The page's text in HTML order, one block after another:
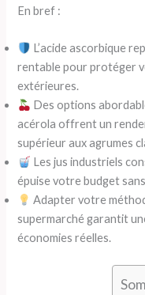
En bref :
L’acide ascorbique
rentable pour protéger
extérieures.
Des options
acérola offrent un
supérieur aux agrumes
Les jus industriels
épuise votre budget
Adapter votre
supermarché garantit
économies réelles.